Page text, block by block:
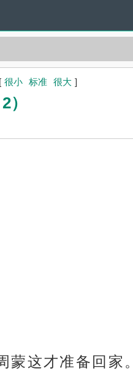
[ 很小 标准 很大 ]
这才准备回家。